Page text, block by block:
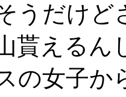
うだけ
貰えるん
の女子